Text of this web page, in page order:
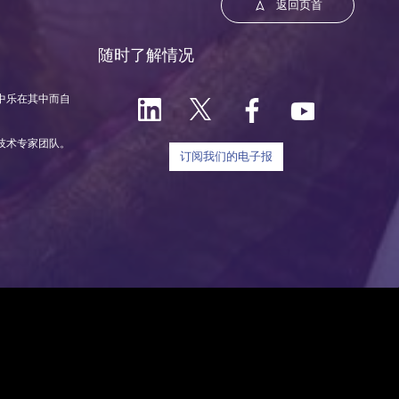
返回页首
乐在其中而自
专家团队。
随时了解情况
订阅我们的电子报